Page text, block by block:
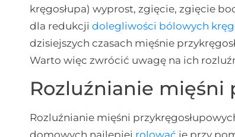
kręgosłupa) wyprost, zgięcie, zgięcie
dla redukcjidolegliwości bólowych
dzisiejszych czasach mięśnie
Warto więc zwrócić uwagę na ich
Rozluźnianie mięśni
Rozluźnianie mięśni